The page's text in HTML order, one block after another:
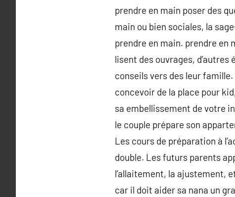
prendre en main poser des
main ou bien sociales, la
prendre en main. prendre en
lisent des ouvrages,
conseils vers des leur famille.
concevoir de la place pour
sa embellissement de votre
le couple prépare son
Les cours de préparation à
double. Les futurs parents
l’allaitement, la ajustement,
car il doit aider sa nana un